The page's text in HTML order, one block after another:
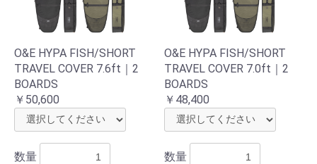
O&E HYPA FISH/SHORT
TRAVEL COVER 7.6ft｜2
BOARDS
￥50,600
数量
O&E HYPA FISH/SHORT
TRAVEL COVER 7.0ft｜2
BOARDS
￥48,400
数量